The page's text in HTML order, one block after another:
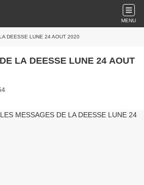
MENU
DEESSE LUNE 24 AOUT 2020
DEESSE LUNE 24 AOUT